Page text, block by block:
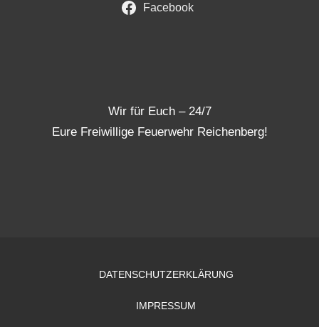
Facebook
Wir für Euch – 24/7
Eure Freiwillige Feuerwehr Reichenberg!
DATENSCHUTZERKLÄRUNG
IMPRESSUM